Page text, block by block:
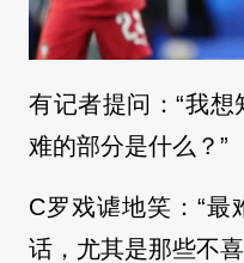
有记者提问：“我
难的部分是什么？”
C罗戏谑地笑：“
话，尤其是那些不